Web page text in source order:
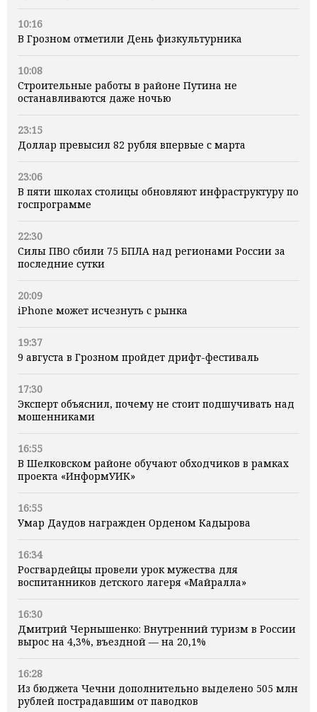
10:16
В Грозном отметили День физкультурника
10:08
Строительные работы в районе Путина не
останавливаются даже ночью
23:15
Доллар превысил 82 рубля впервые с марта
23:06
В пяти школах столицы обновляют инфраструктуру по
госпрограмме
22:30
Силы ПВО сбили 75 БПЛА над регионами России за
последние сутки
20:09
iPhone может исчезнуть с рынка
19:37
9 августа в Грозном пройдет дрифт-фестиваль
17:30
Эксперт объяснил, почему не стоит подшучивать над
мошенниками
16:55
В Шелковском районе обучают обходчиков в рамках
проекта «ИнформУИК»
16:55
Умар Даудов награжден Орденом Кадырова
16:34
Росгвардейцы провели урок мужества для
воспитанников детского лагеря «Майралла»
16:30
Дмитрий Чернышенко: Внутренний туризм в России
вырос на 4,3%, въездной — на 20,1%
16:28
Из бюджета Чечни дополнительно выделено 505 млн
рублей пострадавшим от паводков